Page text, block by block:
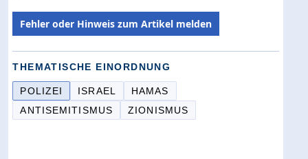
Fehler oder Hinweis zum Artikel melden
THEMATISCHE EINORDNUNG
POLIZEI ISRAEL
HAMAS
ANTISEMITISMUS
ZIONISMUS